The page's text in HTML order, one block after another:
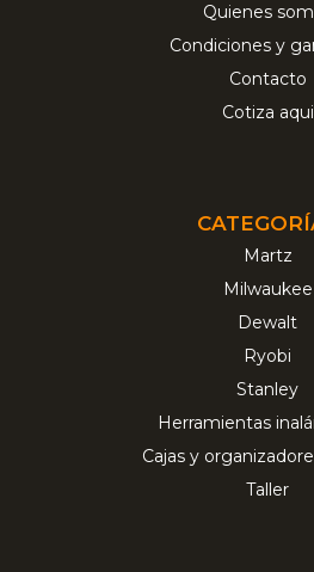
Quienes
Condiciones y
Contacto
Cotiza aqui
Martz
Milwaukee
Dewalt
Ryobi
Stanley
Herramientas
Cajas y
Taller